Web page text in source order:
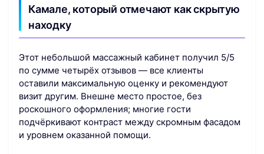
Камале, который отмечают как скрытую
находку
Этот небольшой массажный кабинет получил 5/5
по сумме четырёх отзывов — все клиенты
оставили максимальную оценку и рекомендуют
визит другим. Внешне место простое, без
роскошного оформления; многие гости
подчёркивают контраст между скромным фасадом
и уровнем оказанной помощи.